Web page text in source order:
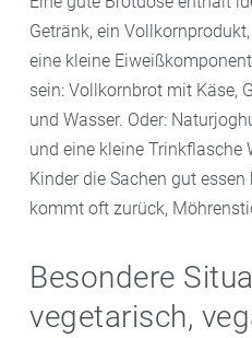
Getränk, ein
eine kleine
sein: Vollkornbrot mit Käse,
und Wasser. Oder:
und eine kleine Trinkflasche
Kinder die Sachen gut
kommt oft zurück,
Besondere
vegetarisch,